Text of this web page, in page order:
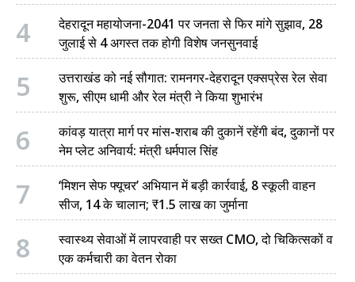
4
देहरादून महायोजना-2041 पर जनता से फिर मांगे सुझाव, 28
जुलाई से 4 अगस्त तक होगी विशेष जनसुनवाई
5
उत्तराखंड को नई सौगात: रामनगर-देहरादून एक्सप्रेस रेल सेवा
शुरू, सीएम धामी और रेल मंत्री ने किया शुभारंभ
6
कांवड़ यात्रा मार्ग पर मांस-शराब की दुकानें रहेंगी बंद, दुकानों पर
नेम प्लेट अनिवार्य: मंत्री धर्मपाल सिंह
7
‘मिशन सेफ फ्यूचर’ अभियान में बड़ी कार्रवाई, 8 स्कूली वाहन
सीज, 14 के चालान; ₹1.5 लाख का जुर्माना
8
स्वास्थ्य सेवाओं में लापरवाही पर सख्त CMO, दो चिकित्सकों व
एक कर्मचारी का वेतन रोका